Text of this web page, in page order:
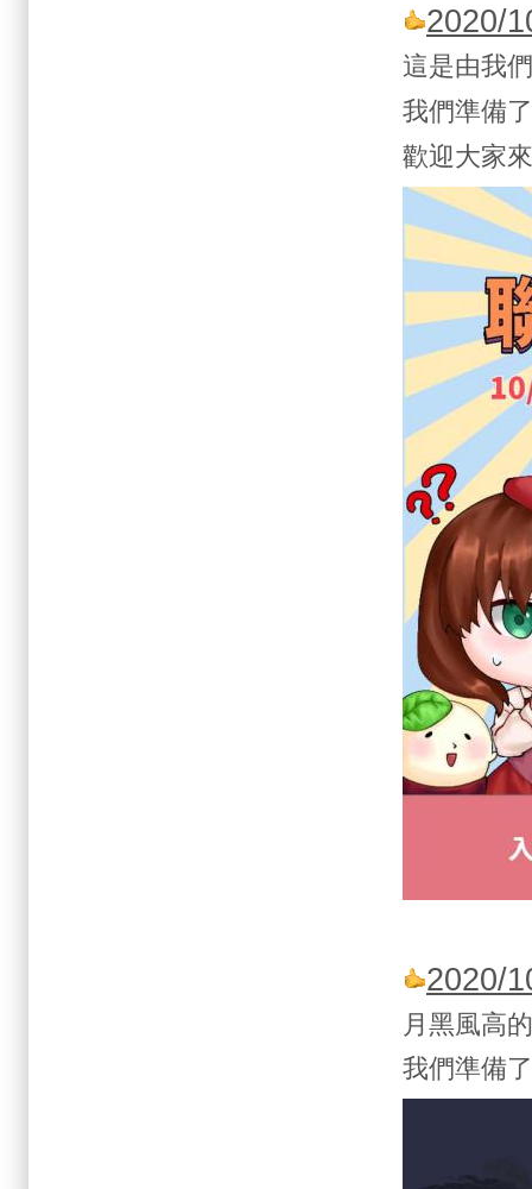
2020/
這是由我
我們準備
歡迎大家
2020/
月黑風高
我們準備